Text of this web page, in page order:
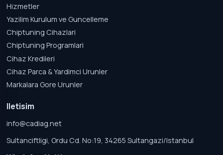
Hizmetler
Yazilim Kurulum ve Guncelleme
Chiptuning Cihazlari
Chiptuning Programlari
Cihaz Kredileri
Cihaz Parca & Yardimci Urunler
Markalara Gore Urunler
Iletisim
info@cadiag.net
Sultanciftligi, Ordu Cd. No:19, 34265 Sultangazi/Istanbul